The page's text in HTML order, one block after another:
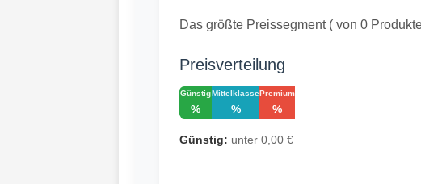
Das größte Preissegment ( von 0
Preisverteilung
Günstig
%
Mittelklasse
%
Premium
%
Günstig: unter 0,00 €